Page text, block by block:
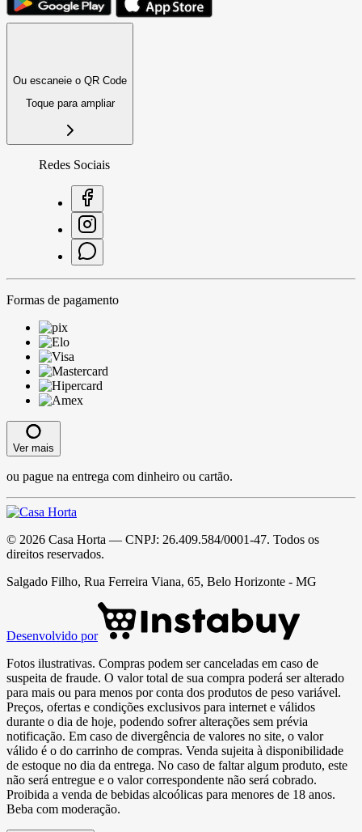
Ou escaneie o QR Code
Toque para ampliar
Redes Sociais
Formas de pagamento
Ver mais
ou pague na entrega com dinheiro ou cartão.
© 2026 Casa Horta — CNPJ: 26.409.584/0001-47. Todos os
direitos reservados.
Salgado Filho, Rua Ferreira Viana, 65, Belo Horizonte - MG
Desenvolvido por
Fotos ilustrativas. Compras podem ser canceladas em caso de
suspeita de fraude. O valor total de sua compra poderá ser alterado
para mais ou para menos por conta dos produtos de peso variável.
Preços, ofertas e condições exclusivos para internet e válidos
durante o dia de hoje, podendo sofrer alterações sem prévia
notificação. Em caso de divergência de valores no site, o valor
válido é o do carrinho de compras. Venda sujeita à disponibilidade
de estoque no dia da entrega. No caso de faltar algum produto, este
não será entregue e o valor correspondente não será cobrado.
Proibida a venda de bebidas alcoólicas para menores de 18 anos.
Beba com moderação.